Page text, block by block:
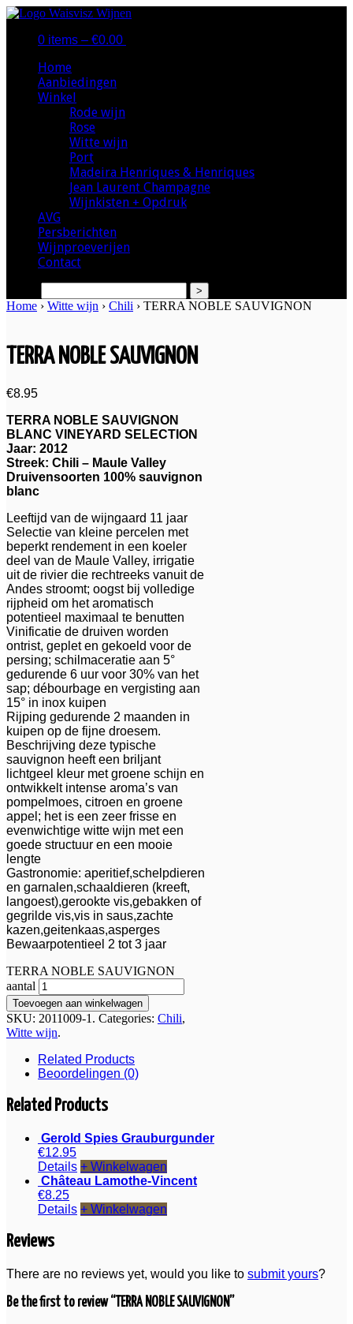
0 items – €0.00
Home
Aanbiedingen
Winkel
Rode wijn
Rose
Witte wijn
Port
Madeira Henriques & Henriques
Jean Laurent Champagne
Wijnkisten + Opdruk
AVG
Persberichten
Wijnproeverijen
Contact
Home › Witte wijn › Chili › TERRA NOBLE SAUVIGNON
TERRA NOBLE SAUVIGNON
€8.95
TERRA NOBLE SAUVIGNON
BLANC VINEYARD SELECTION
Jaar: 2012
Streek: Chili – Maule Valley
Druivensoorten 100% sauvignon
blanc
Leeftijd van de wijngaard 11 jaar
Selectie van kleine percelen met
beperkt rendement in een koeler
deel van de Maule Valley, irrigatie
uit de rivier die rechtreeks vanuit de
Andes stroomt; oogst bij volledige
rijpheid om het aromatisch
potentieel maximaal te benutten
Vinificatie de druiven worden
ontrist, geplet en gekoeld voor de
persing; schilmaceratie aan 5°
gedurende 6 uur voor 30% van het
sap; débourbage en vergisting aan
15° in inox kuipen
Rijping gedurende 2 maanden in
kuipen op de fijne droesem.
Beschrijving deze typische
sauvignon heeft een briljant
lichtgeel kleur met groene schijn en
ontwikkelt intense aroma’s van
pompelmoes, citroen en groene
appel; het is een zeer frisse en
evenwichtige witte wijn met een
goede structuur en een mooie
lengte
Gastronomie: aperitief,schelpdieren
en garnalen,schaaldieren (kreeft,
langoest),gerookte vis,gebakken of
gegrilde vis,vis in saus,zachte
kazen,geitenkaas,asperges
Bewaarpotentieel 2 tot 3 jaar
TERRA NOBLE SAUVIGNON
aantal
Toevoegen aan winkelwagen
SKU: 2011009-1 . Categories: Chili,
Witte wijn.
Related Products
Beoordelingen (0)
Related Products
Gerold Spies Grauburgunder
€12.95
Details + Winkelwagen
Château Lamothe-Vincent
€8.25
Details + Winkelwagen
Reviews
There are no reviews yet, would you like to submit yours?
Be the first to review “TERRA NOBLE SAUVIGNON”